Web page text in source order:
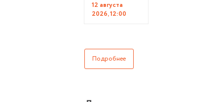
12 августа
2026, 12:00
Подробнее